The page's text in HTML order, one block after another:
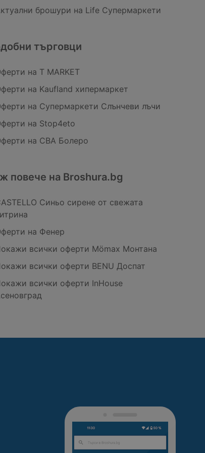
брошури на Life Супермаркети
търговци
на T MARKET
на Kaufland хипермаркет
на Супермаркети Слънчеви лъчи
на Stop4eto
на CBA Болеро
повече на Broshura.bg
Синьо сирене от свежата
на Фенер
всички оферти Mömax Монтана
всички оферти BENU Доспат
всички оферти InHouse